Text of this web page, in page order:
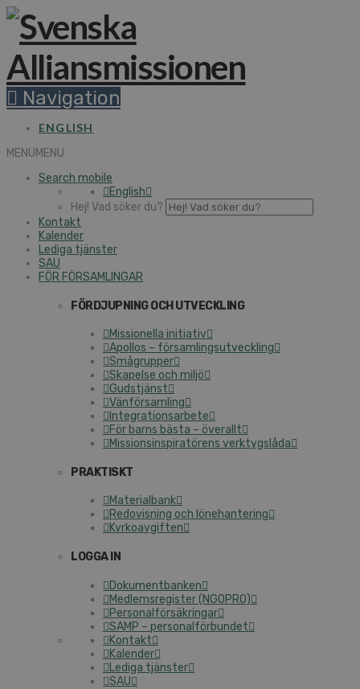
Navigation
ENGLISH
MENUMENU
Search mobile
English
Hej! Vad söker du?
Kontakt
Kalender
Lediga tjänster
SAU
FÖR FÖRSAMLINGAR
FÖRDJUPNING OCH UTVECKLING
Missionella initiativ
Apollos – församlingsutveckling
Smågrupper
Skapelse och miljö
Gudstjänst
Vänförsamling
Integrationsarbete
För barns bästa – överallt
Missionsinspiratörens verktygslåda
PRAKTISKT
Materialbank
Redovisning och lönehantering
Kyrkoavgiften
LOGGA IN
Dokumentbanken
Medlemsregister (NGOPRO)
Personalförsäkringar
SAMP – personalförbundet
Kontakt
Kalender
Lediga tjänster
SAU